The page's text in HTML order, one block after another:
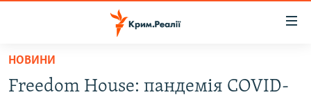
Перейти
основного
НОВИНИ
НОВИНИ
Freedom House: пандемія COVID-